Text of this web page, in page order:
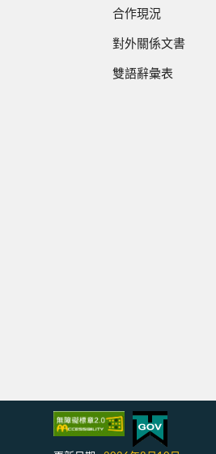
合作現況
對外關係文書
雙語辭彙表